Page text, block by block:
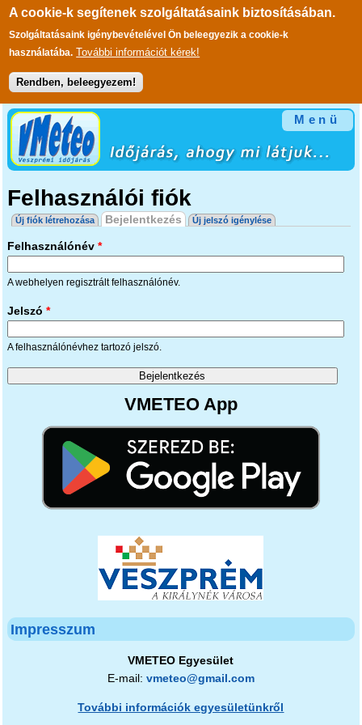
A cookie-k segítenek szolgáltatásaink biztosításában.
Szolgáltatásaink igénybevételével Ön beleegyezik a cookie-k
használatába. További információt kérek!
Rendben, beleegyezem!
Ugrás a tartalomra
Menü
Felhasználói fiók
Elsődleges fülek
Új fiók létrehozása Bejelentkezés (aktív fül)
Új jelszó igénylése
Felhasználónév *
A webhelyen regisztrált felhasználónév.
Jelszó *
A felhasználónévhez tartozó jelszó.
VMETEO App
Impresszum
VMETEO Egyesület
E-mail: vmeteo@gmail.com
További információk egyesületünkről